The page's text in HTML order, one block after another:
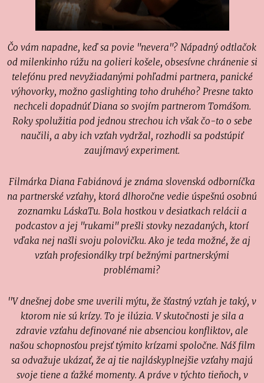
Čo vám napadne, keď sa povie "nevera"? Nápadný odtlačok
od milenkinho rúžu na golieri košele, obsesívne chránenie si
telefónu pred nevyžiadanými pohľadmi partnera, panické
výhovorky, možno gaslighting toho druhého? Presne takto
nechceli dopadnúť Diana so svojím partnerom Tomášom.
Roky spolužitia pod jednou strechou ich však čo-to o sebe
naučili, a aby ich vzťah vydržal, rozhodli sa podstúpiť
zaujímavý experiment.
Filmárka Diana Fabiánová je známa slovenská odborníčka
na partnerské vzťahy, ktorá dlhoročne vedie úspešnú osobnú
zoznamku LáskaTu. Bola hostkou v desiatkach relácii a
podcastov a jej "rukami" prešli stovky nezadaných, ktorí
vďaka nej našli svoju polovičku. Ako je teda možné, že aj
vzťah profesionálky trpí bežnými partnerskými
problémami?
''V dnešnej dobe sme uverili mýtu, že šťastný vzťah je taký, v
ktorom nie sú krízy. To je ilúzia. V skutočnosti je sila a
zdravie vzťahu definované nie absenciou konfliktov, ale
našou schopnosťou prejsť týmito krízami spoločne. Náš film
sa odvažuje ukázať, že aj tie najláskyplnejšie vzťahy majú
svoje tiene a ťažké momenty. A práve v týchto tieňoch, v